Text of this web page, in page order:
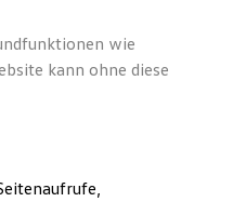
wie
kann ohne diese